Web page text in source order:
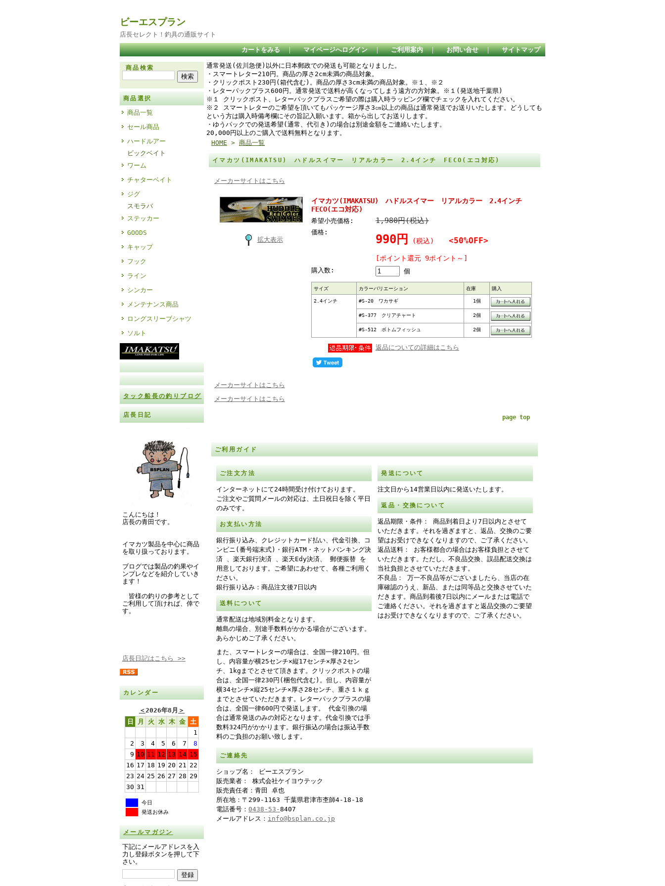
ビーエスプラン
店長セレクト！釣具の通販サイト
カートをみる ｜ マイページへログイン ｜ ご利用案内 ｜ お問い合せ ｜ サイトマップ
商品検索
商品選択
商品一覧
セール商品
ハードルアー
ビックベイト
ワーム
チャターベイト
ジグ
スモラバ
ステッカー
GOODS
キャップ
フック
ライン
シンカー
メンテナンス商品
ロングスリーブシャツ
ソルト
タック船長の釣りブログ
店長日記
こんにちは！
店長の青田です。
イマカツ製品を中心に商品
を取り扱っております。
ブログでは製品の釣果やイ
ンプレなどを紹介していき
ます！
皆様の釣りの参考として
ご利用して頂ければ、倖で
す。
店長日記はこちら >>
カレンダー
＜2026年8月 ＞
日
月 火 水 木 金 土
1
2
3 4 5 6 7
8
9 10 11 12 13 14 15
16 17 18 19 20 21 22
23 24 25 26 27 28 29
30 31
今日
発送お休み
メールマガジン
下記にメールアドレスを入
力し登録ボタンを押して下
さい。
通常発送(佐川急便)以外に日本郵政での発送も可能となりました。
・スマートレター210円。商品の厚さ2cm未満の商品対象。
・クリックポスト230円(箱代含む)。商品の厚さ3cm未満の商品対象。※１、※２
・レターパックプラス600円。通常発送で送料が高くなってしまう遠方の方対象。※１(発送地千葉県)
※１ クリックポスト、レターパックプラスご希望の際は購入時ラッピング欄でチェックを入れてください。
※２ スマートレターのご希望を頂いてもパッケージ厚さ3㎝以上の商品は通常発送でお送りいたします。どうしても
という方は購入時備考欄にその旨記入願います。箱から出してお送りします。
・ゆうパックでの発送希望(通常、代引き)の場合は別途金額をご連絡いたします。
20,000円以上のご購入で送料無料となります。
HOME > 商品一覧
イマカツ(IMAKATSU) ハドルスイマー リアルカラー 2.4インチ FECO(エコ対応)
メーカーサイトはこちら
拡大表示
イマカツ(IMAKATSU) ハドルスイマー リアルカラー 2.4インチ
FECO(エコ対応)
希望小売価格: 1,980円(税込)
価格:
990円 (税込) <50%OFF>
[ポイント還元 9ポイント～]
購入数: 個
サイズ カラーバリエーション 在庫 購入
2.4インチ #S-20 ワカサギ 1個
#S-377 クリアチャート 2個
#S-512 ボトムフィッシュ 2個
返品についての詳細はこちら
メーカーサイトはこちら
メーカーサイトはこちら
page top
ご利用ガイド
ご注文方法
インターネットにて24時間受け付けております。
ご注文やご質問メールの対応は、土日祝日を除く平日
のみです。
お支払い方法
銀行振り込み、クレジットカード払い、代金引換、コ
ンビニ(番号端末式)・銀行ATM・ネットバンキング決
済 、楽天銀行決済 、楽天Edy決済、 郵便振替 を
用意しております。ご希望にあわせて、各種ご利用く
ださい。
銀行振り込み：商品注文後7日以内
送料について
通常配送は地域別料金となります。
離島の場合、別途手数料がかかる場合がございます。
あらかじめご了承ください。
また、スマートレターの場合は、全国一律210円。但
し、内容量が横25センチ×縦17センチ×厚さ2セン
チ、1kgまでとさせて頂きます。クリックポストの場
合は、全国一律230円(梱包代含む)。但し、内容量が
横34センチ×縦25センチ×厚さ28センチ、重さ１ｋｇ
までとさせていただきます。レターパックプラスの場
合は、全国一律600円で発送します。 代金引換の場
合は通常発送のみの対応となります。代金引換では手
数料324円がかかります。銀行振込の場合は振込手数
料のご負担のお願い致します。
発送について
注文日から14営業日以内に発送いたします。
返品・交換について
返品期限・条件： 商品到着日より7日以内とさせて
いただきます。それを過ぎますと、返品、交換のご要
望はお受けできなくなりますので、ご了承ください。
返品送料： お客様都合の場合はお客様負担とさせて
いただきます。ただし、不良品交換、誤品配送交換は
当社負担とさせていただきます。
不良品： 万一不良品等がございましたら、当店の在
庫確認のうえ、新品、または同等品と交換させていた
だきます。商品到着後7日以内にメールまたは電話で
ご連絡ください。それを過ぎますと返品交換のご要望
はお受けできなくなりますので、ご了承ください。
ご連絡先
ショップ名： ビーエスプラン
販売業者： 株式会社ケイヨウテック
販売責任者：青田 卓也
所在地：〒299-1163 千葉県君津市杢師4-18-18
電話番号： 0438-53-8407
メールアドレス： info@bsplan.co.jp